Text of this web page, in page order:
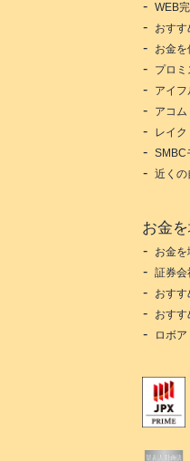
WEB
おす
お金
プロミ
アイフ
アコム
レイク
SMBC
近くの
お金
お金
証券会
おす
おす
ロボ